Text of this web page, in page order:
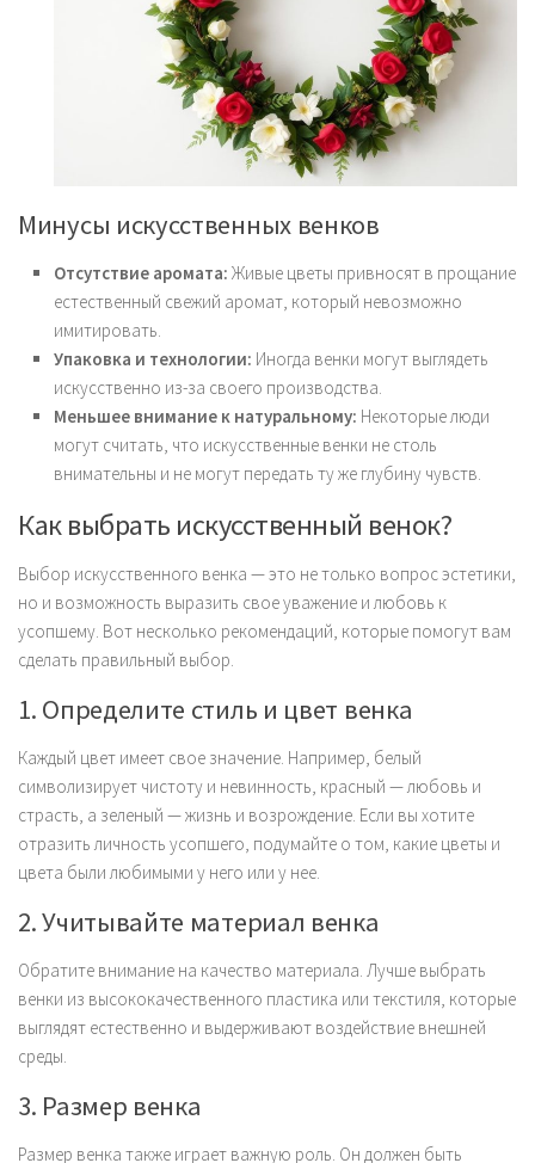
Минусы искусственных венков
Отсутствие аромата: Живые цветы привносят в прощание
естественный свежий аромат, который невозможно
имитировать.
Упаковка и технологии: Иногда венки могут выглядеть
искусственно из-за своего производства.
Меньшее внимание к натуральному: Некоторые люди
могут считать, что искусственные венки не столь
внимательны и не могут передать ту же глубину чувств.
Как выбрать искусственный венок?
Выбор искусственного венка — это не только вопрос эстетики,
но и возможность выразить свое уважение и любовь к
усопшему. Вот несколько рекомендаций, которые помогут вам
сделать правильный выбор.
1. Определите стиль и цвет венка
Каждый цвет имеет свое значение. Например, белый
символизирует чистоту и невинность, красный — любовь и
страсть, а зеленый — жизнь и возрождение. Если вы хотите
отразить личность усопшего, подумайте о том, какие цветы и
цвета были любимыми у него или у нее.
2. Учитывайте материал венка
Обратите внимание на качество материала. Лучше выбрать
венки из высококачественного пластика или текстиля, которые
выглядят естественно и выдерживают воздействие внешней
среды.
3. Размер венка
Размер венка также играет важную роль. Он должен быть